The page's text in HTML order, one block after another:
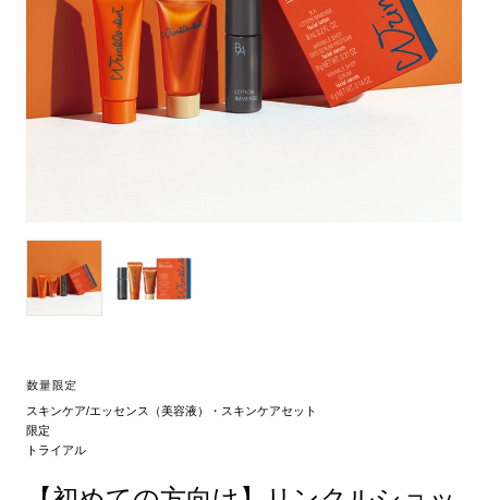
スキンケア/エッセンス（美容液）・スキンケアセット
限定
トライアル